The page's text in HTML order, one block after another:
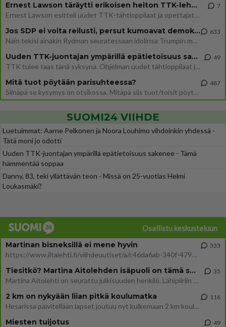
Ernest Lawson täräytti erikoisen heiton TTK-lehdistötilaisuudessa: " Onko tässä tarkoituksena...?"
Ernest Lawson esitteli uudet TTK-tähtioppilaat ja opettajat torstaina 6.8. lehdistölle. Tulevalla kaudella on yksi hausk
7
Jos SDP ei voita reilusti, persut kumoavat demokratian Suomesta
Näin tekisi ainakin Rydman seuratessaan idolinsa Trumpin mallia https://www.is.fi/politiikka/art-2000012187244.html
633
Uuden TTK-juontajan ympärillä epätietoisuus sakenee - Nyt MTV hämmentää soppaa
TTK tulee taas tänä syksynä. Ohjelman uudet tähtioppilaat julkistetaan torstaina 6. elokuuta klo 14 alkavassa lehdistö
49
Mitä tuot pöytään parisuhteessa?
Siinäpä se kysymys on otsikossa. Mitäpä siis tuot/toisit pöytään parisuhteessa? Oletko mies vai nainen? Koetko sen mitä
487
SUOMI24 VIIHDE
Luetuimmat: Aarne Pelkonen ja Noora Louhimo vihdoinkin yhdessä -
Tätä moni jo odotti
Uuden TTK-juontajan ympärillä epätietoisuus sakenee - Tämä
hämmentää soppaa
Danny, 83, teki yllättävän teon - Missä on 25-vuotias Helmi
Loukasmäki?
Osallistu keskusteluun
Martinan bisneksillä ei mene hyvin
https://www.iltalehti.fi/viihdeuutiset/a/c46da6ab-340f-4790-aaa7-0865eed2336 Yrityksen konkurssihakemus on tullut kärä
333
Tiesitkö? Martina Aitolehden isäpuoli on tämä suosittu laulaja
Martina Aitolehti on seurattu julkisuuden henkilö. Lähipiiriin mahtuu muitakin tunnettuja henkilöitä. Tiesitkö, että Ma
35
2 km on nykyään liian pitkä koulumatka
Hesarissa päivitellään lapset joutuu nyt kulkemaan 2 km kouluun jösses. Ruostefillarilla tuo matka menee vaikka miten äk
116
Miesten tuijotus 49